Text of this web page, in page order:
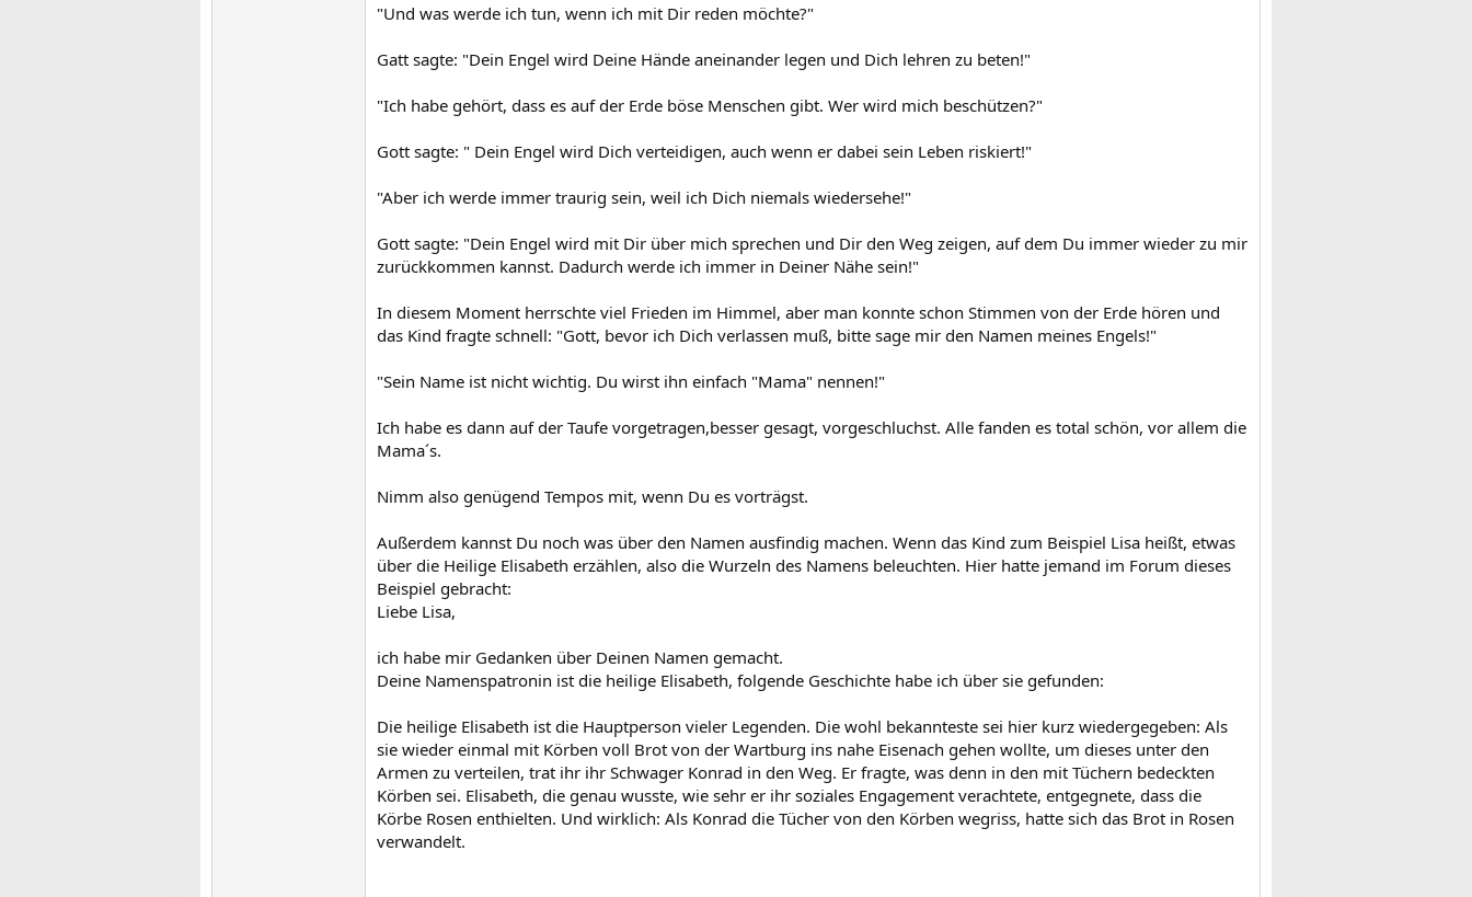
"Und was werde ich tun, wenn ich mit Dir reden möchte?"
Gatt sagte: "Dein Engel wird Deine Hände aneinander legen und Dich lehren zu beten!"
"Ich habe gehört, dass es auf der Erde böse Menschen gibt. Wer wird mich beschützen?"
Gott sagte: " Dein Engel wird Dich verteidigen, auch wenn er dabei sein Leben riskiert!"
"Aber ich werde immer traurig sein, weil ich Dich niemals wiedersehe!"
Gott sagte: "Dein Engel wird mit Dir über mich sprechen und Dir den Weg zeigen, auf dem Du immer wieder zu mir
zurückkommen kannst. Dadurch werde ich immer in Deiner Nähe sein!"
In diesem Moment herrschte viel Frieden im Himmel, aber man konnte schon Stimmen von der Erde hören und
das Kind fragte schnell: "Gott, bevor ich Dich verlassen muß, bitte sage mir den Namen meines Engels!"
"Sein Name ist nicht wichtig. Du wirst ihn einfach "Mama" nennen!"
Ich habe es dann auf der Taufe vorgetragen,besser gesagt, vorgeschluchst. Alle fanden es total schön, vor allem die
Mama´s.
Nimm also genügend Tempos mit, wenn Du es vorträgst.
Außerdem kannst Du noch was über den Namen ausfindig machen. Wenn das Kind zum Beispiel Lisa heißt, etwas
über die Heilige Elisabeth erzählen, also die Wurzeln des Namens beleuchten. Hier hatte jemand im Forum dieses
Beispiel gebracht:
Liebe Lisa,
ich habe mir Gedanken über Deinen Namen gemacht.
Deine Namenspatronin ist die heilige Elisabeth, folgende Geschichte habe ich über sie gefunden:
Die heilige Elisabeth ist die Hauptperson vieler Legenden. Die wohl bekannteste sei hier kurz wiedergegeben: Als
sie wieder einmal mit Körben voll Brot von der Wartburg ins nahe Eisenach gehen wollte, um dieses unter den
Armen zu verteilen, trat ihr ihr Schwager Konrad in den Weg. Er fragte, was denn in den mit Tüchern bedeckten
Körben sei. Elisabeth, die genau wusste, wie sehr er ihr soziales Engagement verachtete, entgegnete, dass die
Körbe Rosen enthielten. Und wirklich: Als Konrad die Tücher von den Körben wegriss, hatte sich das Brot in Rosen
verwandelt.